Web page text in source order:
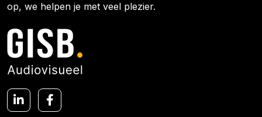
op, we helpen je met veel plezier.